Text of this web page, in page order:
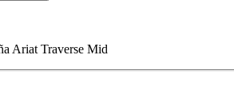
Ariat Traverse Mid